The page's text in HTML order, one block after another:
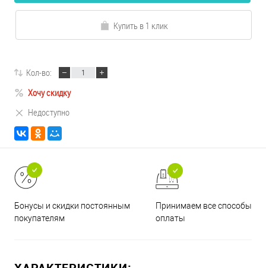
Купить в 1 клик
Кол-во:
Хочу скидку
Недоступно
Бонусы и скидки постоянным
покупателям
Принимаем все способы
оплаты